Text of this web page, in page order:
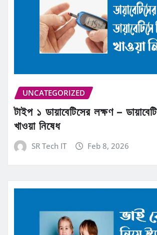
UNCATEGORIZED
টাইপ ১ ডায়াবেটিসের লক্ষণ –
খাওয়া নিষেধ
SR Tech IT Feb 8, 2026